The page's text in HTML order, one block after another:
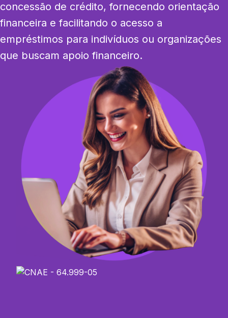
concessão de crédito, fornecendo orientação
financeira e facilitando o acesso a
empréstimos para indivíduos ou organizações
que buscam apoio financeiro.